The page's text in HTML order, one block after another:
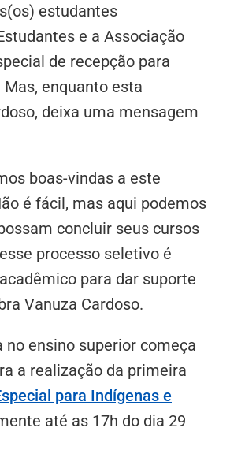
estudantes
e a Associação
de recepção para
enquanto esta
deixa uma mensagem
boas-vindas a este
é fácil, mas aqui podemos
concluir seus cursos
processo seletivo é
para dar suporte
Vanuza Cardoso.
ensino superior começa
a realização da primeira
para Indígenas e
até as 17h do dia 29